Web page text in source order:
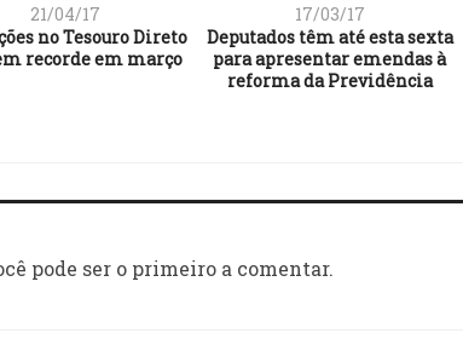
21/04/17
no Tesouro Direto
recorde em março
17/03/17
Deputados têm até esta sexta
para apresentar emendas à
reforma da Previdência
pode ser o primeiro a comentar.